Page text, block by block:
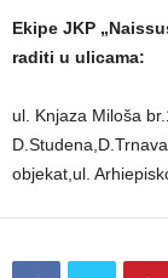
Ekipe JKP
raditi u ulicama:
ul. Knjaza Miloša
objekat,ul.